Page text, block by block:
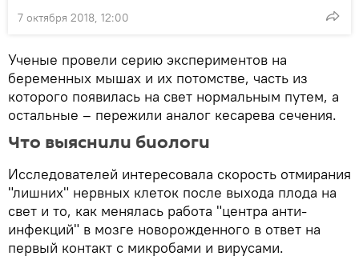
7 октября 2018, 12:00
Ученые провели серию экспериментов на
беременных мышах и их потомстве, часть из
которого появилась на свет нормальным путем, а
остальные – пережили аналог кесарева сечения.
Что выяснили биологи
Исследователей интересовала скорость отмирания
"лишних" нервных клеток после выхода плода на
свет и то, как менялась работа "центра анти-
инфекций" в мозге новорожденного в ответ на
первый контакт с микробами и вирусами.